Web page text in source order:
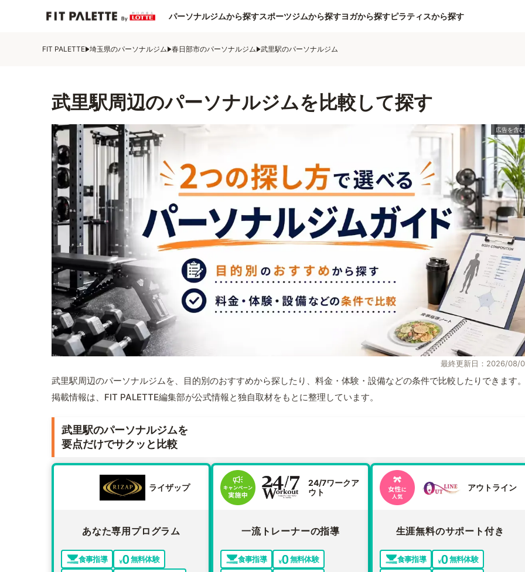
パーソナルジムから探すスポーツジムから探すヨガから探すピラティスから探す
FIT PALETTE 埼玉県のパーソナルジム 春日部市のパーソナルジム 武里駅のパーソナルジム
武里駅周辺のパーソナルジムを比較して探す
最終更新日：2026/08/
武里駅周辺のパーソナルジムを、目的別のおすすめから探したり、料金・体験・設備などの条件で比較したりできます
掲載情報は、FIT PALETTE編集部が公式情報と独自取材をもとに整理しています。
武里駅のパーソナルジムを
要点だけでサクッと比較
ライザップ
あなた専用プログラム
食事指導
無料体験
24/7ワークア
ウト
一流トレーナーの指導
食事指導
無料体験
アウトライン
生涯無料のサポート付き
食事指導
無料体験